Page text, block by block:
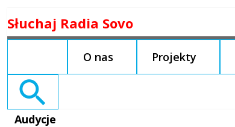
to
Słuchaj Radia Sovo
O nas Projekty
Search
Audycje